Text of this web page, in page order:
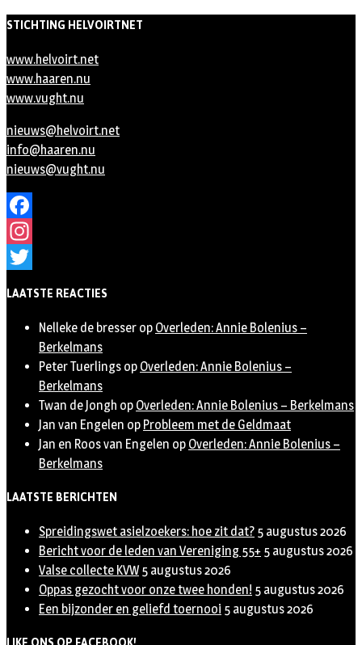
STICHTING HELVOIRTNET
www.helvoirt.net
www.haaren.nu
www.vught.nu
nieuws@helvoirt.net
info@haaren.nu
nieuws@vught.nu
Facebook
Instagram
LAATSTE REACTIES
Nelleke de bresser op Overleden: Annie Bolenius –
Berkelmans
Peter Tuerlings op Overleden: Annie Bolenius –
Berkelmans
Twan de Jongh op Overleden: Annie Bolenius – Berkelmans
Jan van Engelen op Probleem met de Geldmaat
Jan en Roos van Engelen op Overleden: Annie Bolenius –
Berkelmans
LAATSTE BERICHTEN
Spreidingswet asielzoekers: hoe zit dat? 5 augustus 2026
Bericht voor de leden van Vereniging 55+ 5 augustus 2026
Valse collecte KVW 5 augustus 2026
Oppas gezocht voor onze twee honden! 5 augustus 2026
Een bijzonder en geliefd toernooi 5 augustus 2026